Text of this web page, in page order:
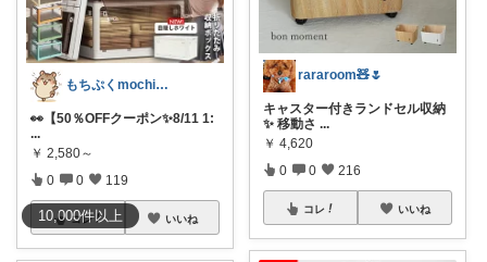
10,000件以上
もちぷくmochipuku☘️5日感謝
👀【50％OFFクーポン✨️8/11 1:
...
￥ 2,580～
0 0 119
コレ いいね
rararoom🧸🌷
キャスター付きランドセル収納
✨ 移動さ ...
￥ 4,620
0 0 216
コレ いいね